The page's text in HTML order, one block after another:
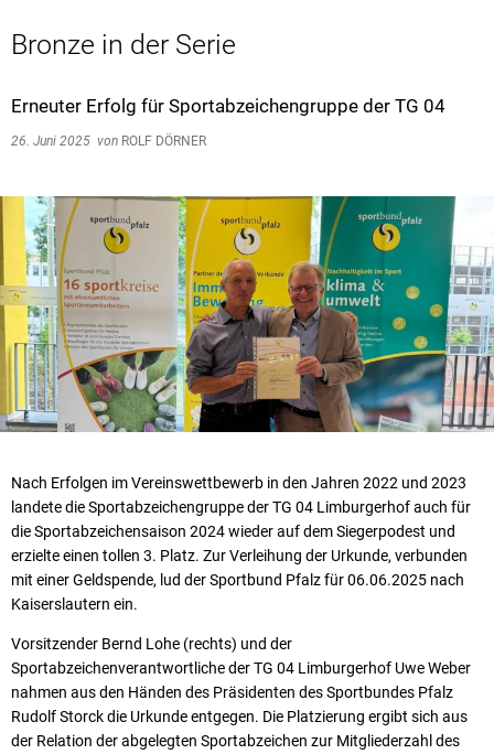
Bronze in der Serie
Erneuter Erfolg für Sportabzeichengruppe der TG 04
26. Juni 2025 von ROLF DÖRNER
Nach Erfolgen im Vereinswettbewerb in den Jahren 2022 und 2023
landete die Sportabzeichengruppe der TG 04 Limburgerhof auch für
die Sportabzeichensaison 2024 wieder auf dem Siegerpodest und
erzielte einen tollen 3. Platz. Zur Verleihung der Urkunde, verbunden
mit einer Geldspende, lud der Sportbund Pfalz für 06.06.2025 nach
Kaiserslautern ein.
Vorsitzender Bernd Lohe (rechts) und der
Sportabzeichenverantwortliche der TG 04 Limburgerhof Uwe Weber
nahmen aus den Händen des Präsidenten des Sportbundes Pfalz
Rudolf Storck die Urkunde entgegen. Die Platzierung ergibt sich aus
der Relation der abgelegten Sportabzeichen zur Mitgliederzahl des